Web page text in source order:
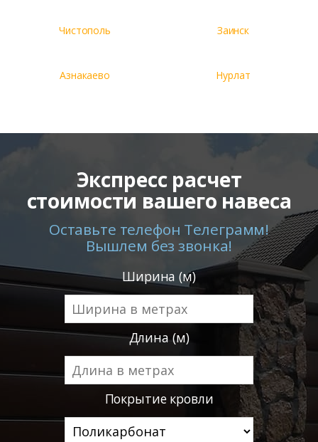
Чистополь Заинск
Азнакаево Нурлат
Экспресс расчет
стоимости вашего навеса
Оставьте телефон Телеграмм!
Вышлем без звонка!
Ширина (м)
Длина (м)
Покрытие кровли